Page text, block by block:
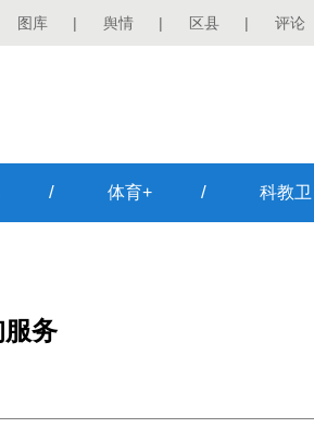
图库 | 舆情 | 区县 | 评论
/ 体育+ / 科教卫
务